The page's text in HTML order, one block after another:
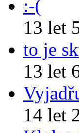
:-(
13 let
to je
13 let
14 let